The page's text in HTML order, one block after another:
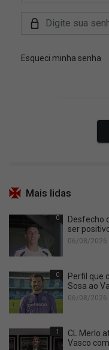
Mais lidas
0
Desfecho
ser
06/08/2026
0
Perfil que
Sosa ao
06/08/2026
1
CL Merlo
Vasco